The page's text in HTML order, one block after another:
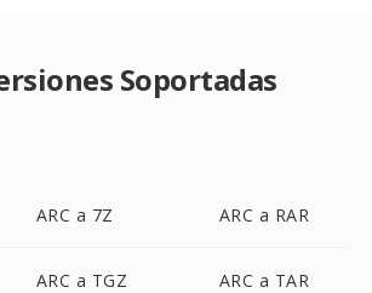
Soportadas
ARC a 7Z ARC a RAR
ARC a TGZ ARC a TAR